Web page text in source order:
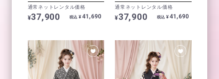
通常ネットレンタル価格
¥37,900 税込 ¥ 41,690
通常ネットレンタル価格
¥37,900 税込 ¥41,690